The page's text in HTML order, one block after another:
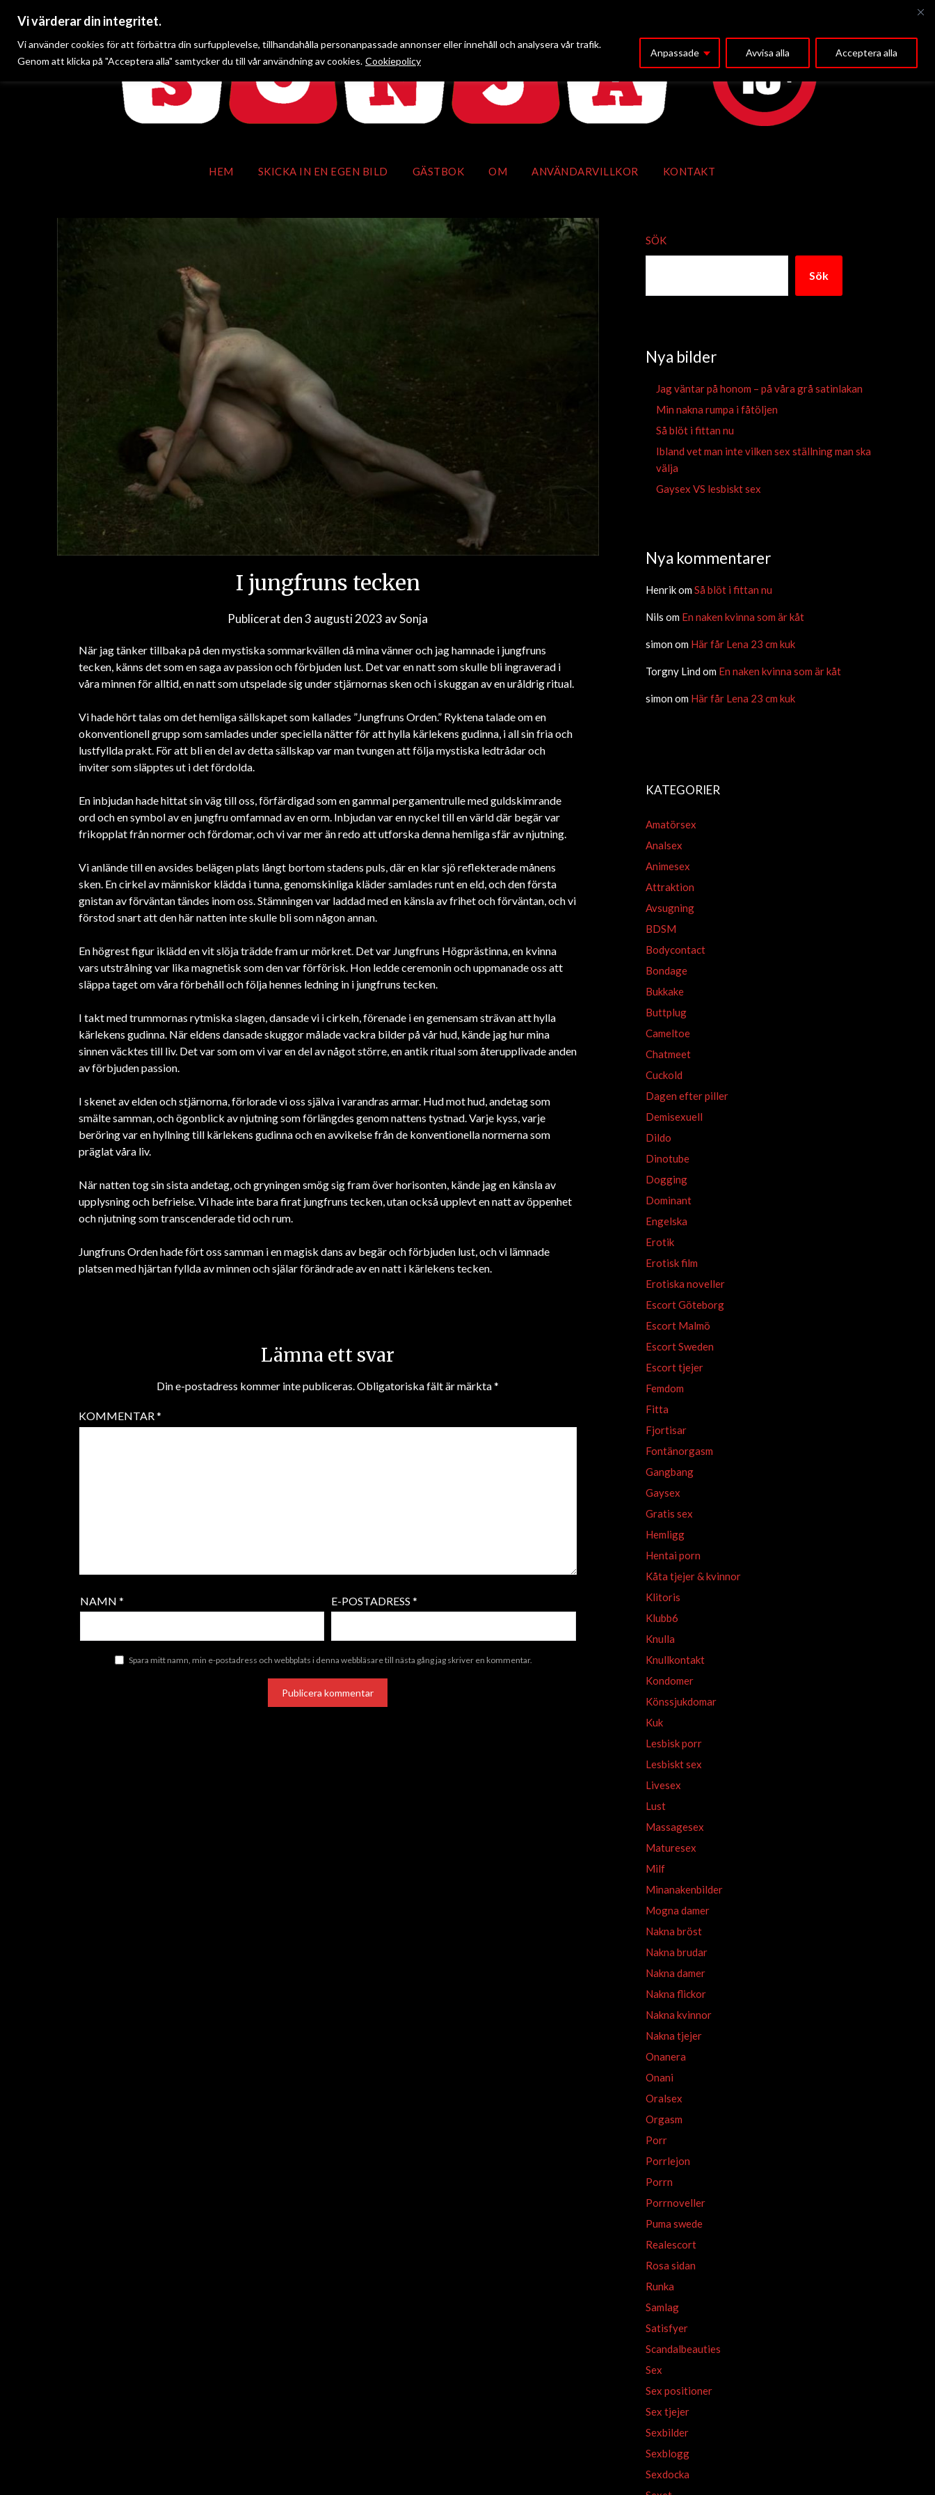
Vi värderar din integritet.
Vi använder cookies för att förbättra din surfupplevelse, tillhandahålla personanpassade annonser eller innehåll och analysera vår trafik.
Genom att klicka på "Acceptera alla" samtycker du till vår användning av cookies. Cookiepolicy
Anpassade Avvisa alla Acceptera alla
HEM SKICKA IN EN EGEN BILD GÄSTBOK OM ANVÄNDARVILLKOR KONTAKT
I jungfruns tecken
Publicerat den3 augusti 2023 avSonja
När jag tänker tillbaka på den mystiska sommarkvällen då mina vänner och jag hamnade i jungfruns
tecken, känns det som en saga av passion och förbjuden lust. Det var en natt som skulle bli ingraverad i
våra minnen för alltid, en natt som utspelade sig under stjärnornas sken och i skuggan av en uråldrig ritual.
Vi hade hört talas om det hemliga sällskapet som kallades ”Jungfruns Orden.” Ryktena talade om en
okonventionell grupp som samlades under speciella nätter för att hylla kärlekens gudinna, i all sin fria och
lustfyllda prakt. För att bli en del av detta sällskap var man tvungen att följa mystiska ledtrådar och
inviter som släpptes ut i det fördolda.
En inbjudan hade hittat sin väg till oss, förfärdigad som en gammal pergamentrulle med guldskimrande
ord och en symbol av en jungfru omfamnad av en orm. Inbjudan var en nyckel till en värld där begär var
frikopplat från normer och fördomar, och vi var mer än redo att utforska denna hemliga sfär av njutning.
Vi anlände till en avsides belägen plats långt bortom stadens puls, där en klar sjö reflekterade månens
sken. En cirkel av människor klädda i tunna, genomskinliga kläder samlades runt en eld, och den första
gnistan av förväntan tändes inom oss. Stämningen var laddad med en känsla av frihet och förväntan, och vi
förstod snart att den här natten inte skulle bli som någon annan.
En högrest figur iklädd en vit slöja trädde fram ur mörkret. Det var Jungfruns Högprästinna, en kvinna
vars utstrålning var lika magnetisk som den var förförisk. Hon ledde ceremonin och uppmanade oss att
släppa taget om våra förbehåll och följa hennes ledning in i jungfruns tecken.
I takt med trummornas rytmiska slagen, dansade vi i cirkeln, förenade i en gemensam strävan att hylla
kärlekens gudinna. När eldens dansade skuggor målade vackra bilder på vår hud, kände jag hur mina
sinnen väcktes till liv. Det var som om vi var en del av något större, en antik ritual som återupplivade anden
av förbjuden passion.
I skenet av elden och stjärnorna, förlorade vi oss själva i varandras armar. Hud mot hud, andetag som
smälte samman, och ögonblick av njutning som förlängdes genom nattens tystnad. Varje kyss, varje
beröring var en hyllning till kärlekens gudinna och en avvikelse från de konventionella normerna som
präglat våra liv.
När natten tog sin sista andetag, och gryningen smög sig fram över horisonten, kände jag en känsla av
upplysning och befrielse. Vi hade inte bara firat jungfruns tecken, utan också upplevt en natt av öppenhet
och njutning som transcenderade tid och rum.
Jungfruns Orden hade fört oss samman i en magisk dans av begär och förbjuden lust, och vi lämnade
platsen med hjärtan fyllda av minnen och själar förändrade av en natt i kärlekens tecken.
Lämna ett svar
Din e-postadress kommer inte publiceras.Obligatoriska fält är märkta*
KOMMENTAR*
NAMN* E-POSTADRESS*
Spara mitt namn, min e-postadress och webbplats i denna webbläsare till nästa gång jag skriver en kommentar.
SÖK
Sök
Nya bilder
Jag väntar på honom – på våra grå satinlakan
Min nakna rumpa i fåtöljen
Så blöt i fittan nu
Ibland vet man inte vilken sex ställning man ska
välja
Gaysex VS lesbiskt sex
Nya kommentarer
HenrikomSå blöt i fittan nu
Nils om En naken kvinna som är kåt
simonom Här får Lena 23 cm kuk
Torgny Lindom En naken kvinna som är kåt
simonom Här får Lena 23 cm kuk
KATEGORIER
Amatörsex
Analsex
Animesex
Attraktion
Avsugning
BDSM
Bodycontact
Bondage
Bukkake
Buttplug
Cameltoe
Chatmeet
Cuckold
Dagen efter piller
Demisexuell
Dildo
Dinotube
Dogging
Dominant
Engelska
Erotik
Erotisk film
Erotiska noveller
Escort Göteborg
Escort Malmö
Escort Sweden
Escort tjejer
Femdom
Fitta
Fjortisar
Fontänorgasm
Gangbang
Gaysex
Gratis sex
Hemligg
Hentai porn
Kåta tjejer & kvinnor
Klitoris
Klubb6
Knulla
Knullkontakt
Kondomer
Könssjukdomar
Kuk
Lesbisk porr
Lesbiskt sex
Livesex
Lust
Massagesex
Maturesex
Milf
Minanakenbilder
Mogna damer
Nakna bröst
Nakna brudar
Nakna damer
Nakna flickor
Nakna kvinnor
Nakna tjejer
Onanera
Onani
Oralsex
Orgasm
Porr
Porrlejon
Porrn
Porrnoveller
Puma swede
Realescort
Rosa sidan
Runka
Samlag
Satisfyer
Scandalbeauties
Sex
Sex positioner
Sex tjejer
Sexbilder
Sexblogg
Sexdocka